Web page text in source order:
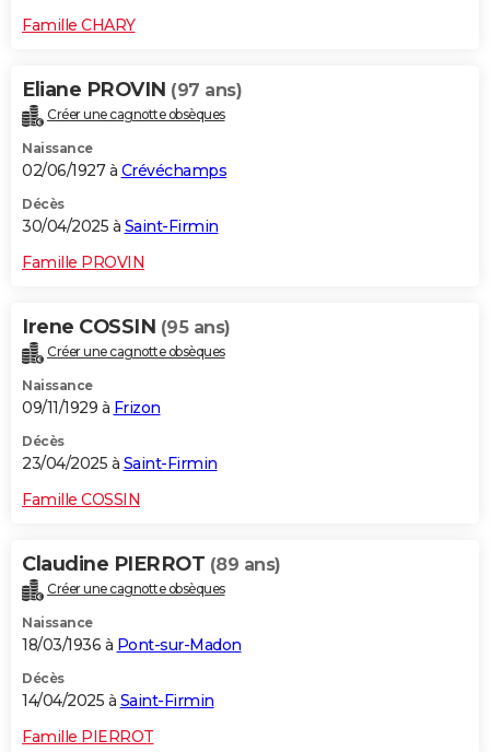
Famille CHARY
Eliane PROVIN (97 ans)
Créer une cagnotte obsèques
Naissance
02/06/1927 à Crévéchamps
Décès
30/04/2025 à Saint-Firmin
Famille PROVIN
Irene COSSIN (95 ans)
Créer une cagnotte obsèques
Naissance
09/11/1929 à Frizon
Décès
23/04/2025 à Saint-Firmin
Famille COSSIN
Claudine PIERROT (89 ans)
Créer une cagnotte obsèques
Naissance
18/03/1936 à Pont-sur-Madon
Décès
14/04/2025 à Saint-Firmin
Famille PIERROT